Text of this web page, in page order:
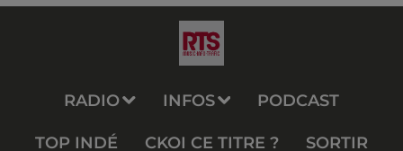
RADIO INFOS PODCAST
TOP INDÉ CKOI CE TITRE ? SORTIR